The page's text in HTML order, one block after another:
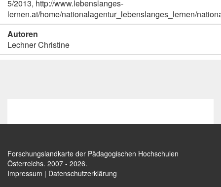
5/2013, http://www.lebenslanges-
lernen.at/home/nationalagentur_lebenslanges_lernen/
Autoren
Lechner Christine
Forschungslandkarte der Pädagogischen Hochschulen
Österreichs. 2007 - 2026.
Impressum | Datenschutzerklärung